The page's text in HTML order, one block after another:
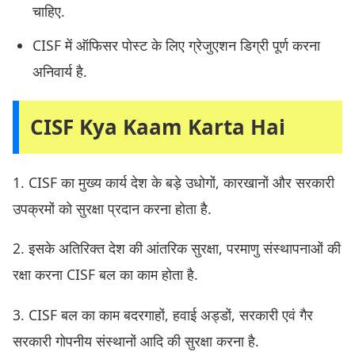
चाहिए.
CISF में ऑफिसर पोस्ट के लिए ग्रेजुएशन डिग्री पूर्ण करना
अनिवार्य है.
CISF Kya Kaam Karta Hai
1. CISF का मुख्य कार्य देश के बड़े उधोगों, कारखानों और सरकारी
उपक्रमों को सुरक्षा प्रदान करना होता है.
2. इसके अतिरिक्त देश की आंतरिक सुरक्षा, परमाणु संस्थापनाओं की
रक्षा करना CISF बल का काम होता है.
3. CISF बल का काम बदरगाहों, हवाई अड्डों, सरकारी एवं गैर
सरकारी गोपनीय संस्थानों आदि की सुरक्षा करना है.